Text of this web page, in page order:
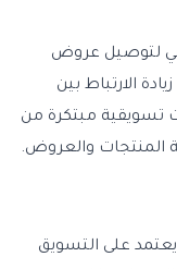
لتوصيل عروض
الارتباط بين
تسويقية مبتكرة من
المنتجات والعروض.
على التسويق